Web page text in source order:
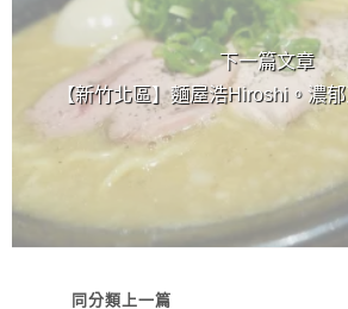
下一篇文章
【新竹北區】麵屋浩Hiroshi。濃
同分類上一篇